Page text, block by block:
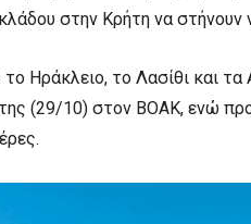
στην Κρήτη να στήνουν
Ηράκλειο, το Λασίθι και
(29/10) στον ΒΟΑΚ, ενώ